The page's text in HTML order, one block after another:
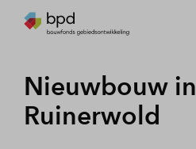
Nieuwbouw in
Ruinerwold